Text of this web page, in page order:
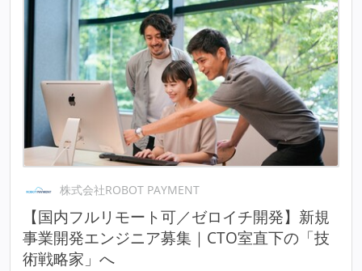
株式会社ROBOT PAYMENT
【国内フルリモート可／ゼロイチ開発】新規
事業開発エンジニア募集｜CTO室直下の「技
術戦略家」へ